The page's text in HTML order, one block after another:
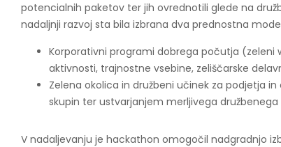
potencialnih paketov ter jih ovrednotili glede na
nadaljnji razvoj sta bila izbrana dva prednostna
Korporativni programi dobrega počutja (zeleni
aktivnosti, trajnostne vsebine, zeliščarske
Zelena okolica in družbeni učinek za podjetja
skupin ter ustvarjanjem merljivega družbenega
V nadaljevanju je hackathon omogočil nadgradnjo